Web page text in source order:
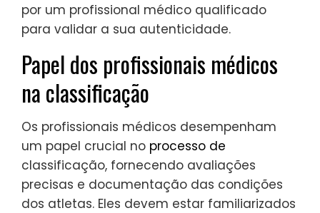
por um profissional médico qualificado
para validar a sua autenticidade.
Papel dos profissionais médicos
na classificação
Os profissionais médicos desempenham
um papel crucial no processo de
classificação, fornecendo avaliações
precisas e documentação das condições
dos atletas. Eles devem estar familiarizados